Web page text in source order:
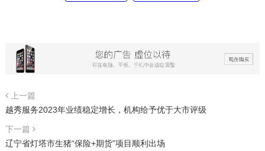
上一篇
越秀服务2023年业绩稳定增长，机构给予优于大市评级
下一篇
辽宁省灯塔市生猪“保险+期货”项目顺利出场